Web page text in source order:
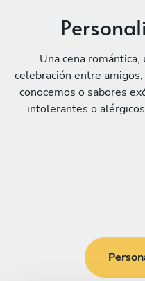
Una cena
celebración entre
conocemos o sabores
intolerantes o